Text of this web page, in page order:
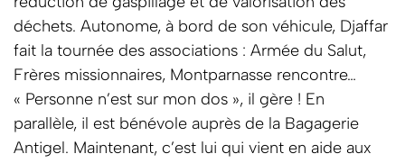
déchets. Autonome, à bord de son véhicule, Djaffar
fait la tournée des associations : Armée du Salut,
Frères missionnaires, Montparnasse rencontre…
« Personne n’est sur mon dos », il gère ! En
parallèle, il est bénévole auprès de la Bagagerie
Antigel. Maintenant, c’est lui qui vient en aide aux